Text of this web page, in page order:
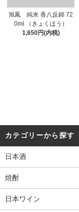
旭鳳 純米 香八反錦 72
0ml （きょくほう）
1,650円(内税)
カテゴリーから探す
日本酒
焼酎
日本ワイン